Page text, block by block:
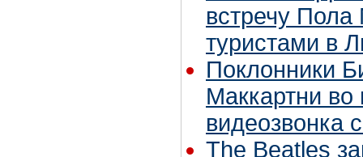
встречу Пола
туристами в
Поклонники
Маккартни во
видеозвонка
The Beatles